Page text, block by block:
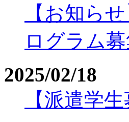
【お知ら
ログラム
2025/02/18
【派遣学